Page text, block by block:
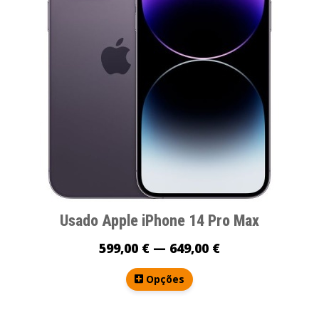
Usado Apple iPhone 14 Pro Max
599,00 € — 649,00 €
Opções